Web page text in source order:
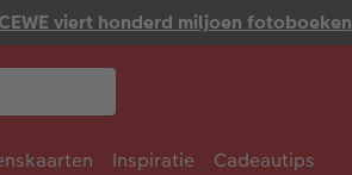
CEWE viert honderd miljoen fotoboeken
Inspiratie Cadeautips